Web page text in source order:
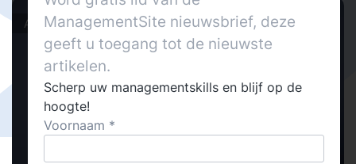
ActueelManagementSite nieuwsbrief, deze
geeft u toegang tot de nieuwste
artikelen.
Scherp uw managementskills en blijf op de
hoogte!
Voornaam